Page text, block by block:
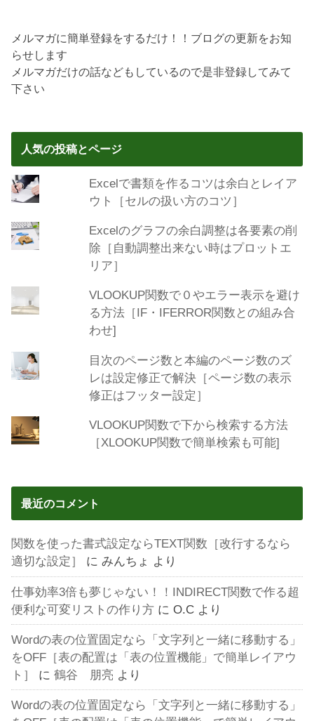
メルマガに簡単登録をするだけ！！ブログの更新をお知
らせします
メルマガだけの話などもしているので是非登録してみて
下さい
人気の投稿とページ
Excelで書類を作るコツは余白とレイア
ウト［セルの扱い方のコツ］
Excelのグラフの余白調整は各要素の削
除［自動調整出来ない時はプロットエ
リア］
VLOOKUP関数で０やエラー表示を避け
る方法［IF・IFERROR関数との組み合
わせ]
目次のページ数と本編のページ数のズ
レは設定修正で解決［ページ数の表示
修正はフッター設定］
VLOOKUP関数で下から検索する方法
［XLOOKUP関数で簡単検索も可能]
最近のコメント
関数を使った書式設定ならTEXT関数［改行するなら
適切な設定］
にみんちょ より
仕事効率3倍も夢じゃない！！INDIRECT関数で作る超
便利な可変リストの作り方 にO.C より
Wordの表の位置固定なら「文字列と一緒に移動する」
をOFF［表の配置は「表の位置機能」で簡単レイアウ
ト］
に鶴谷 朋亮 より
Wordの表の位置固定なら「文字列と一緒に移動する」